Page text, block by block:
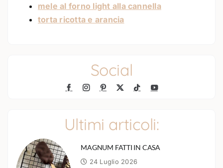
mele al forno light alla cannella
torta ricotta e arancia
Social
Ultimi articoli:
MAGNUM FATTI IN CASA
24 Luglio 2026